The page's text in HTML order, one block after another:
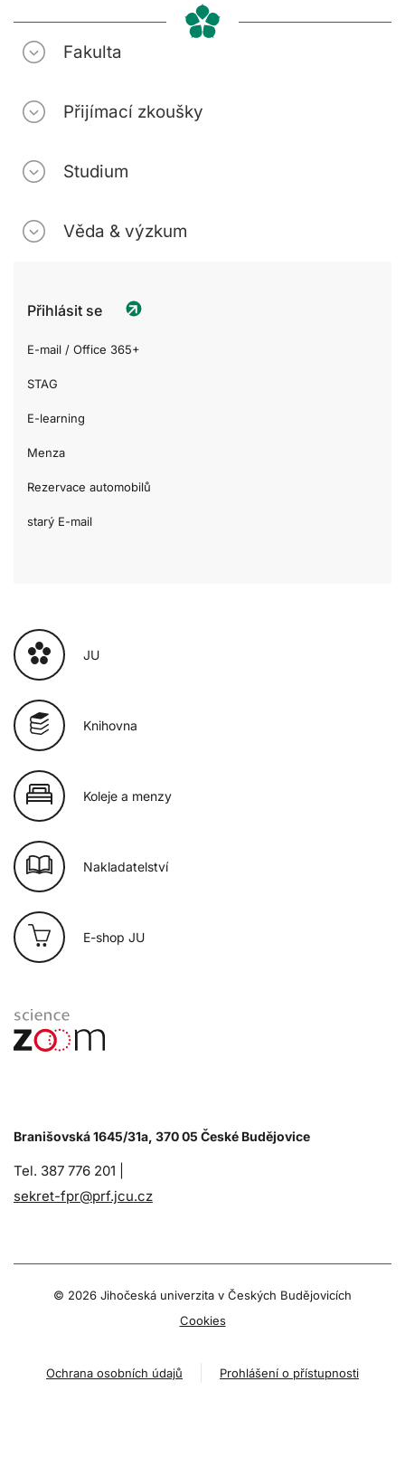
Fakulta
Přijímací zkoušky
Studium
Věda & výzkum
Přihlásit se
E-mail / Office 365+
STAG
E-learning
Menza
Rezervace automobilů
starý E-mail
JU
Knihovna
Koleje a menzy
Nakladatelství
E-shop JU
Branišovská 1645/31a, 370 05 České Budějovice
Tel. 387 776 201 |
sekret-fpr@prf.jcu.cz
© 2026 Jihočeská univerzita v Českých Budějovicích
Cookies
Ochrana osobních údajů Prohlášení o přístupnosti